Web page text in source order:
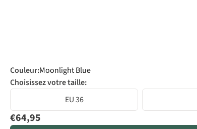
Couleur:Moonlight Blue
Choisissez votre taille:
EU 36
€64,95